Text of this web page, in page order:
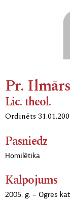
Pr.
Lic. theol.
Ordinēts
Pasniedz
Homilētika
Kalpojums
2005. g. – Ogres